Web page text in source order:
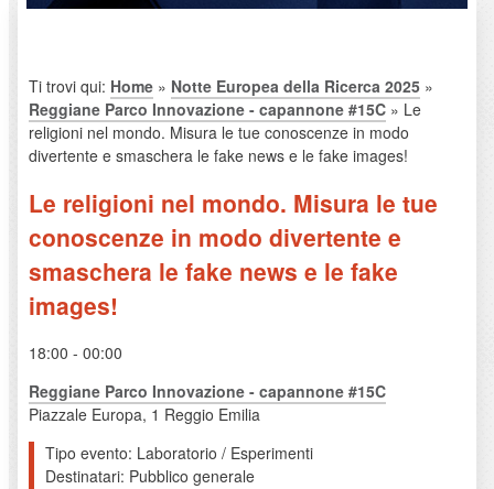
Ti trovi qui: Home » Notte Europea della Ricerca 2025 »
Reggiane Parco Innovazione - capannone #15C » Le
religioni nel mondo. Misura le tue conoscenze in modo
divertente e smaschera le fake news e le fake images!
Le religioni nel mondo. Misura le tue
conoscenze in modo divertente e
smaschera le fake news e le fake
images!
18:00 - 00:00
Reggiane Parco Innovazione - capannone #15C
Piazzale Europa, 1 Reggio Emilia
Tipo evento: Laboratorio / Esperimenti
Destinatari: Pubblico generale